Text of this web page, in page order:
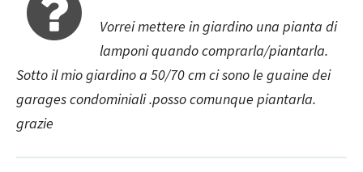
Vorrei mettere in giardino una pianta di
lamponi quando comprarla/piantarla.
Sotto il mio giardino a 50/70 cm ci sono le guaine dei
garages condominiali .posso comunque piantarla.
grazie